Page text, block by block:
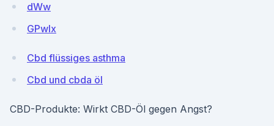
dWw
GPwlx
Cbd flüssiges asthma
Cbd und cbda öl
CBD-Produkte: Wirkt CBD-Öl gegen Angst?